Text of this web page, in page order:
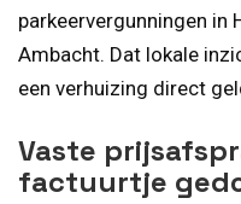
parkeervergunningen in
Ambacht. Dat lokale
een verhuizing direct
Vaste
factuurtje